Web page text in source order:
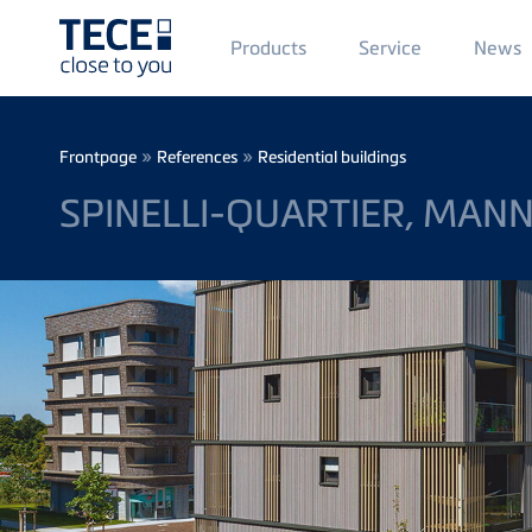
Main
Menü
1
Products Service News
Breadcrumb
Frontpage » References » Residential buildings
SPINELLI-QUARTIER,